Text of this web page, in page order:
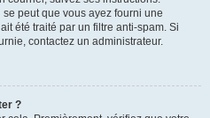
peut que vous ayez fourni une
été traité par un filtre anti-spam. Si
contactez un administrateur.
?